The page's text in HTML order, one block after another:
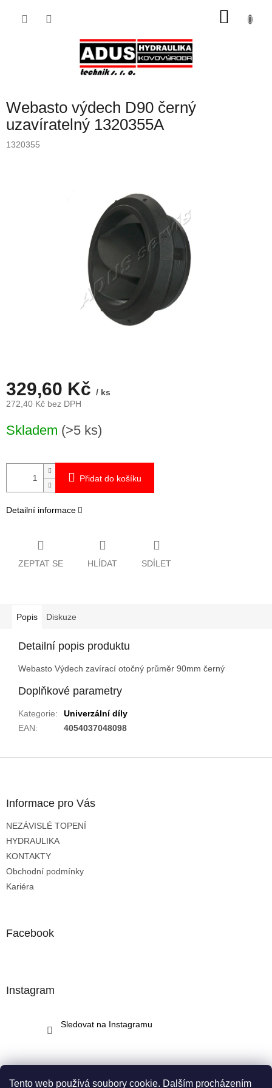
Tento web používá soubory cookie. Dalším procházením
Webasto výdech D90 černý
uzavíratelný 1320355A
1320355
329,60 Kč / ks
272,40 Kč bez DPH
cena:
Skladem (>5 ks)
Přidat do košíku
Detailní informace
ZEPTAT SE HLÍDAT SDÍLET
Popis Diskuze
Detailní popis produktu
Webasto Výdech zavírací otočný průměr 90mm černý
Doplňkové parametry
Kategorie:
Univerzální díly
EAN: 4054037048098
Informace pro Vás
NEZÁVISLÉ TOPENÍ
HYDRAULIKA
KONTAKTY
Obchodní podmínky
Kariéra
Facebook
Instagram
Sledovat na Instagramu